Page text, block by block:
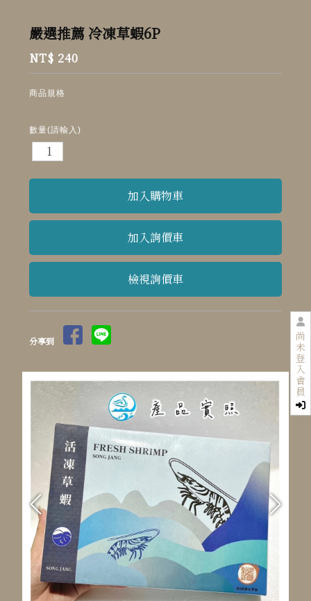
尚
未
登
入
會
員
嚴選推薦 冷凍草蝦6P
NT$ 240
商品規格
數量(請輸入)
檢視詢價車
分享到